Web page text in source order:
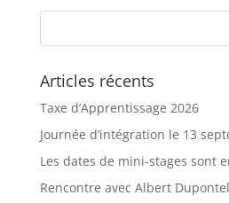
Articles récents
Taxe d’Apprentissage 2026
Journée d’intégration le 13
Les dates de mini-stages sont
Rencontre avec Albert Dupontel